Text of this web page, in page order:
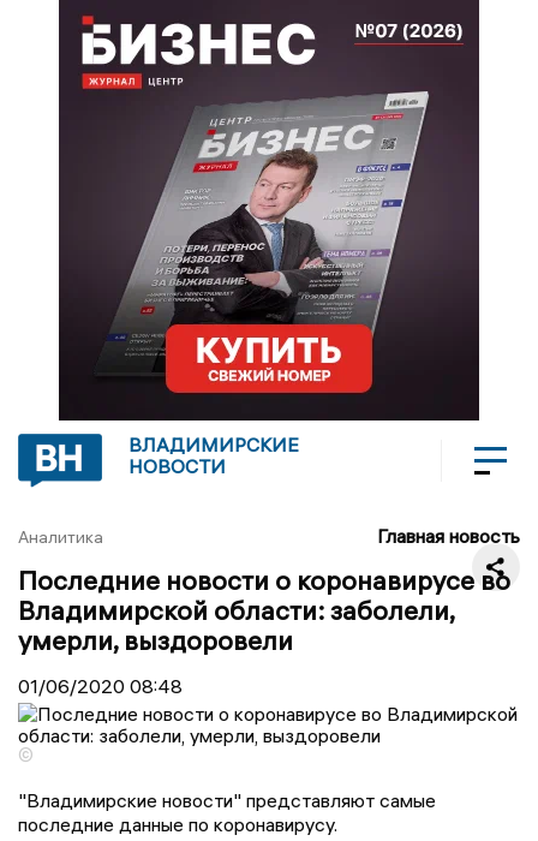
ВЛАДИМИРСКИЕ
НОВОСТИ
Аналитика Главная новость
Последние новости о коронавирусе во
Владимирской области: заболели,
умерли, выздоровели
01/06/2020 08:48
©
"Владимирские новости" представляют самые
последние данные по коронавирусу.